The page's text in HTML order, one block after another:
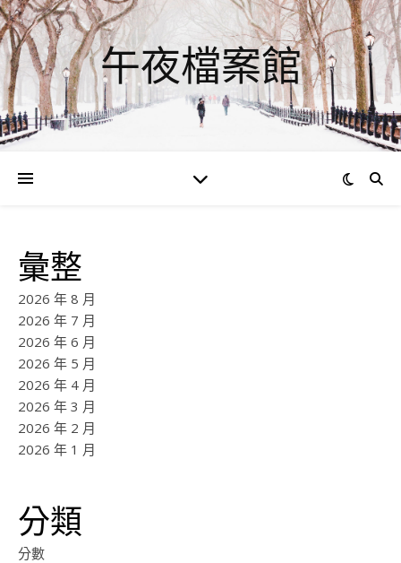
午夜檔案館
彙整
2026 年 8 月
2026 年 7 月
2026 年 6 月
2026 年 5 月
2026 年 4 月
2026 年 3 月
2026 年 2 月
2026 年 1 月
分類
分數